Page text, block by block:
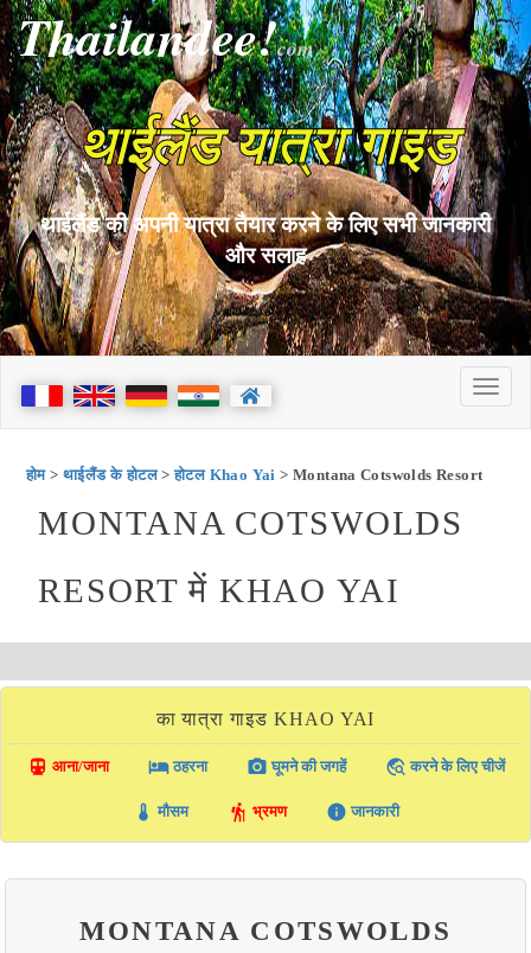
Thailandee!com
थाईलैंड यात्रा गाइड
थाईलैंड की अपनी यात्रा तैयार करने के लिए सभी जानकारी
और सलाह
होम>थाईलैंड के होटल>होटल Khao Yai > Montana Cotswolds Resort
MONTANA COTSWOLDS
RESORT में KHAO YAI
का यात्रा गाइड KHAO YAI
directions_transit आना/जाना local_hotelठहरना photo_camera घूमने की जगहें travel_explore करने के लिए चीजें
thermostat मौसम hiking भ्रमण info जानकारी
MONTANA COTSWOLDS